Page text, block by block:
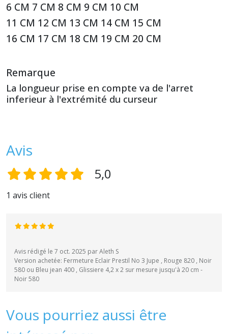
6 CM 7 CM 8 CM 9 CM 10 CM
11 CM 12 CM 13 CM 14 CM 15 CM
16 CM 17 CM 18 CM 19 CM 20 CM
Remarque
La longueur prise en compte va de l'arret
inferieur à l'extrémité du curseur
Avis
5,0
1 avis client
Avis rédigé le 7 oct. 2025 par Aleth S
Version achetée: Fermeture Eclair Prestil No 3 Jupe , Rouge 820 , Noir
580 ou Bleu jean 400 , Glissiere 4,2 x 2 sur mesure jusqu'à 20 cm -
Noir 580
Vous pourriez aussi être